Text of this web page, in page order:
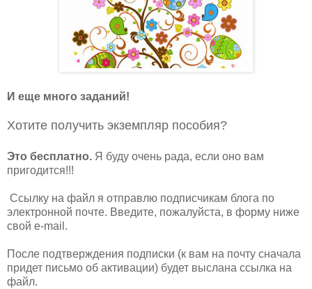
И еще много заданий!
Хотите получить экземпляр пособия?
Это бесплатно. Я буду очень рада, если оно вам
пригодится!!!
Ссылку на файл я отправлю подписчикам блога по
электронной почте. Введите, пожалуйста, в форму ниже
свой e-mail.
После подтверждения подписки (к вам на почту сначала
придет письмо об активации) будет выслана ссылка на
файл.